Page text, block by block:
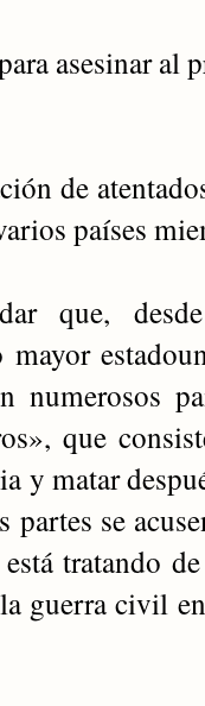
asesinar al
de
países
que,
numerosos
que
y matar
partes se
tratando
guerra civil